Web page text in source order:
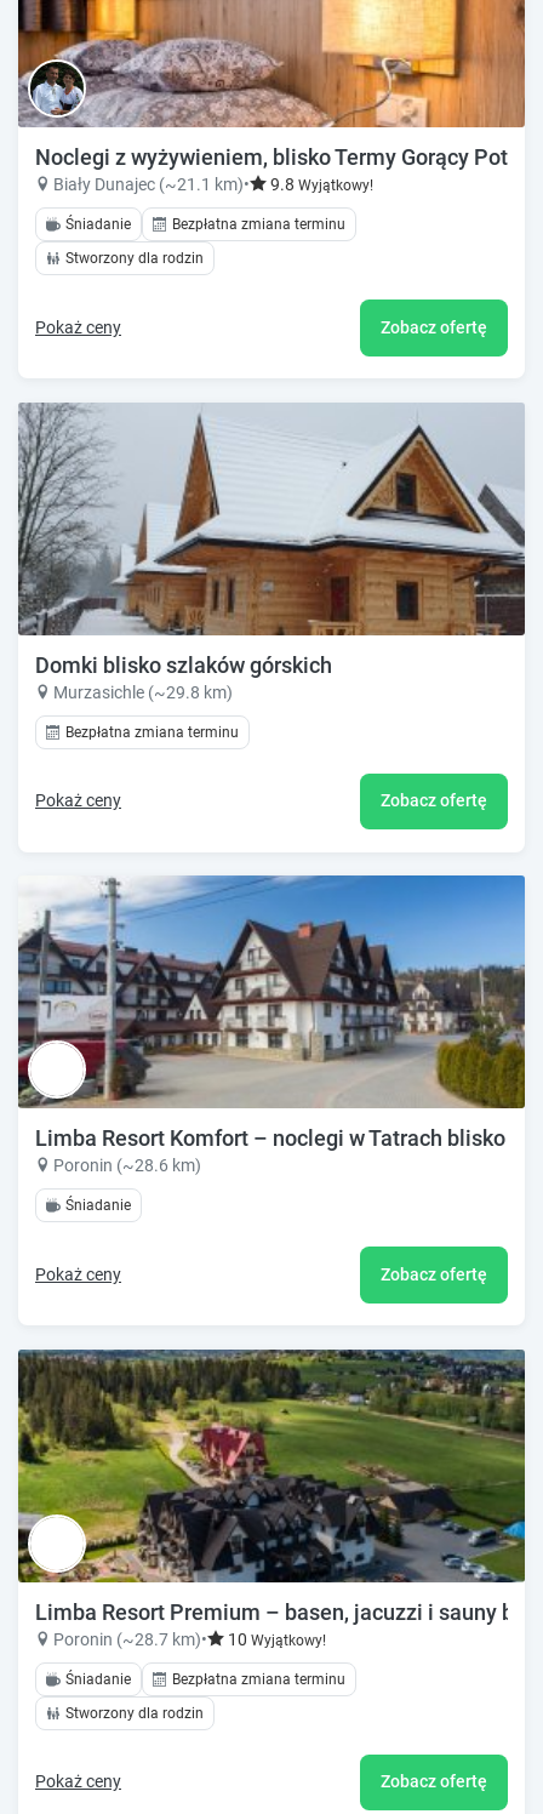
Noclegi z wyżywieniem, blisko Termy Gorący Potok
Biały Dunajec (~21.1 km)• 9.8 Wyjątkowy!
Śniadanie
Bezpłatna zmiana terminu
Stworzony dla rodzin
Pokaż ceny Zobacz ofertę
Domki blisko szlaków górskich
Murzasichle (~29.8 km)
Bezpłatna zmiana terminu
Pokaż ceny Zobacz ofertę
Limba Resort Komfort – noclegi w Tatrach blisko
Poronin (~28.6 km)
Śniadanie
Pokaż ceny Zobacz ofertę
Limba Resort Premium – basen, jacuzzi i sauny
Poronin (~28.7 km)• 10 Wyjątkowy!
Śniadanie
Bezpłatna zmiana terminu
Stworzony dla rodzin
Pokaż ceny Zobacz ofertę